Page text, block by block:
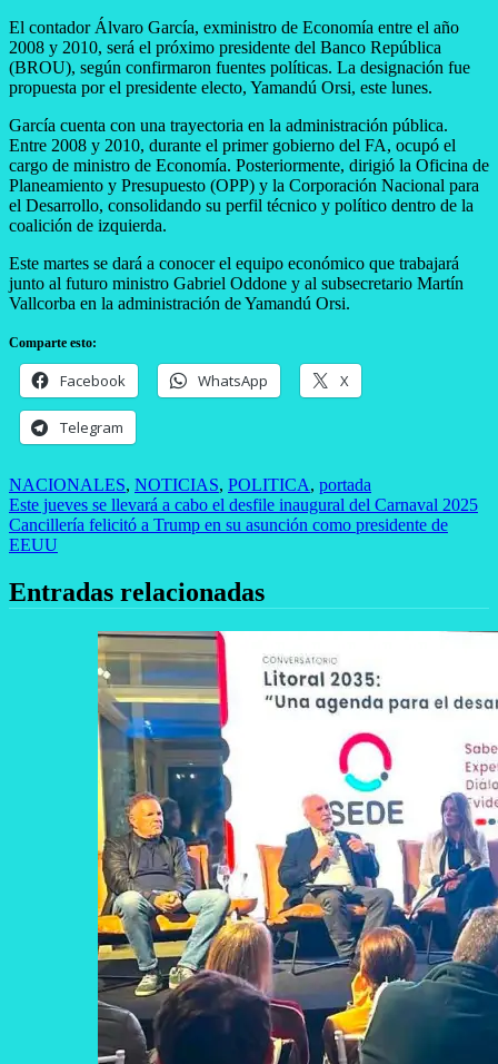
El contador Álvaro García, exministro de Economía entre el año
2008 y 2010, será el próximo presidente del Banco República
(BROU), según confirmaron fuentes políticas. La designación fue
propuesta por el presidente electo, Yamandú Orsi, este lunes.
García cuenta con una trayectoria en la administración pública.
Entre 2008 y 2010, durante el primer gobierno del FA, ocupó el
cargo de ministro de Economía. Posteriormente, dirigió la Oficina de
Planeamiento y Presupuesto (OPP) y la Corporación Nacional para
el Desarrollo, consolidando su perfil técnico y político dentro de la
coalición de izquierda.
Este martes se dará a conocer el equipo económico que trabajará
junto al futuro ministro Gabriel Oddone y al subsecretario Martín
Vallcorba en la administración de Yamandú Orsi.
Comparte esto:
Facebook WhatsApp X
Telegram
NACIONALES, NOTICIAS, POLITICA, portada
Navegación
de
Este jueves se llevará a cabo el desfile inaugural del Carnaval 2025
Cancillería felicitó a Trump en su asunción como presidente de
EEUU
Entradas relacionadas